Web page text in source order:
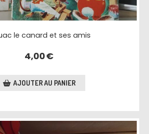
le canard et ses amis
4,00€
AJOUTER AU PANIER